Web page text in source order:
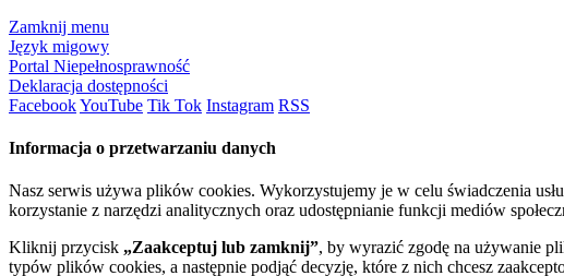
Zamknij menu
Język migowy
Portal Niepełnosprawność
Deklaracja dostępności
FacebookYouTube Tik Tok Instagram RSS
Informacja o przetwarzaniu danych
Nasz serwis używa plików cookies. Wykorzystujemy je w celu świadczenia
korzystanie z narzędzi analitycznych oraz udostępnianie funkcji mediów
Kliknij przycisk „Zaakceptuj lub zamknij”, by wyrazić zgodę na używanie
typów plików cookies, a następnie podjąć decyzję, które z nich chcesz